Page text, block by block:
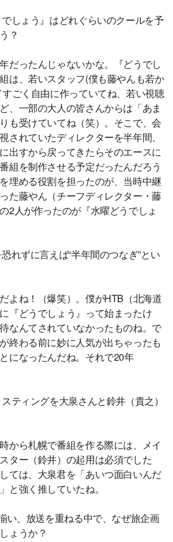
しょう』はどれぐらいのクールを予
？
だったんじゃないかな。『どうでし
は、若いスタッフ(僕も藤やんも若か
ごく自由に作っていてね、若い視聴
、一部の大人の皆さんからは「あま
も受けていてね（笑）。そこで、会
されていたディレクターを半年間、
出すから戻ってきたらそのエースに
組を制作させる予定だったんだろう
埋める役割を担ったのが、当時中継
た藤やん（チーフディレクター・藤
2人が作ったのが『水曜どうでしょ
ずに言えば“半年間のつなぎ”とい
よね！（爆笑）。僕がHTB（北海道
『どうでしょう』って始まったけ
なんてされていなかったものね。で
終わる前に妙に人気が出ちゃったも
になったんだね。それで20年
ィングを大泉さんと鈴井（貴之）
から札幌で番組を作る際には、メイ
ター（鈴井）の起用は必須でした
ては、大泉君を「あいつ面白いんだ
と強く推していたね。
、放送を重ねる中で、なぜ旅企画
ょうか？